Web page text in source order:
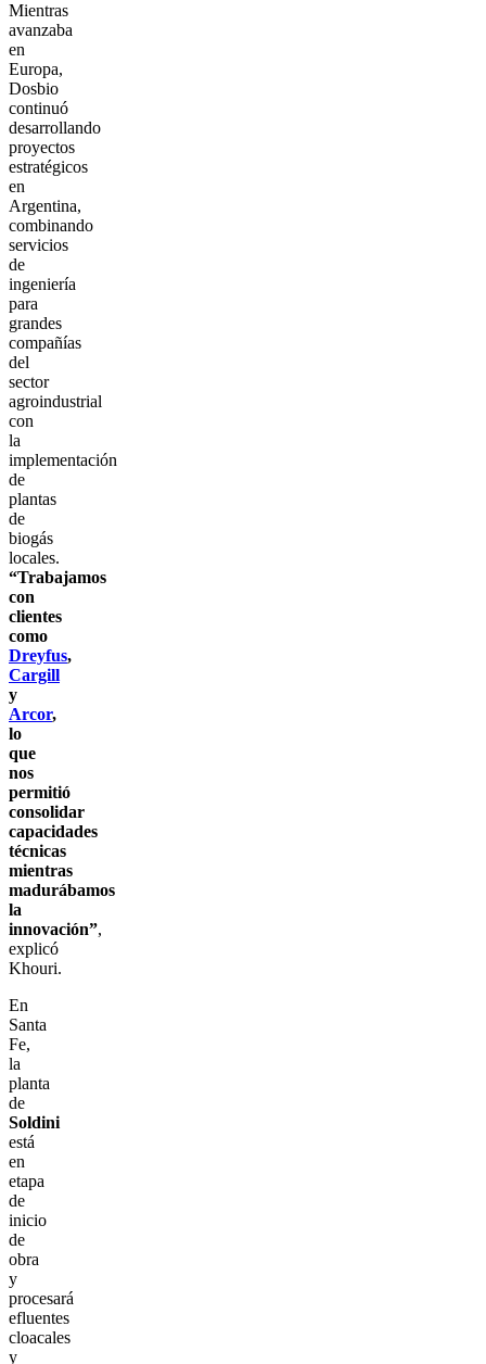
Mientras
avanzaba
en
Europa,
Dosbio
continuó
desarrollando
proyectos
estratégicos
en
Argentina,
combinando
servicios
de
ingeniería
para
grandes
compañías
del
sector
agroindustrial
con
la
implementación
de
plantas
de
biogás
locales.
“Trabajamos
con
clientes
como
Dreyfus,
Cargill
y
Arcor,
lo
que
nos
permitió
consolidar
capacidades
técnicas
mientras
madurábamos
la
innovación”,
explicó
Khouri.
En
Santa
Fe,
la
planta
de
Soldini
está
en
etapa
de
inicio
de
obra
y
procesará
efluentes
cloacales
y